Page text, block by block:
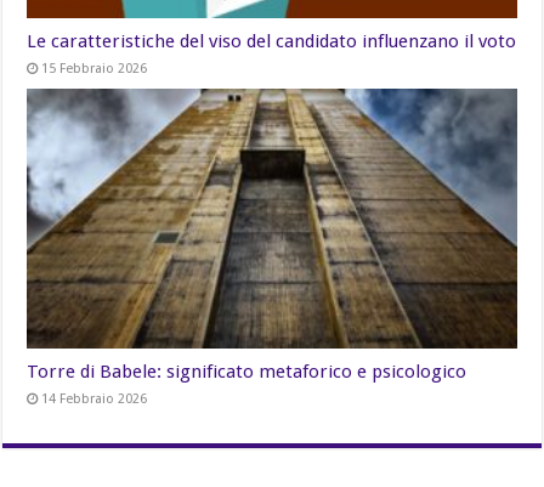
Le caratteristiche del viso del candidato influenzano il voto
15 Febbraio 2026
Torre di Babele: significato metaforico e psicologico
14 Febbraio 2026